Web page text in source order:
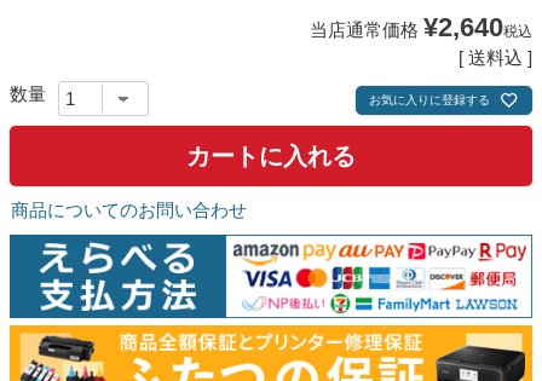
当店通常価格 ¥2,640税込
送料込
お気に入りに登録する
カートに入れる
商品についてのお問い合わせ